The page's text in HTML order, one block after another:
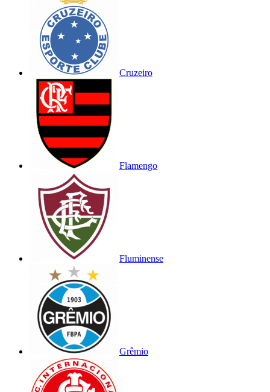
Cruzeiro
Flamengo
Fluminense
Grêmio